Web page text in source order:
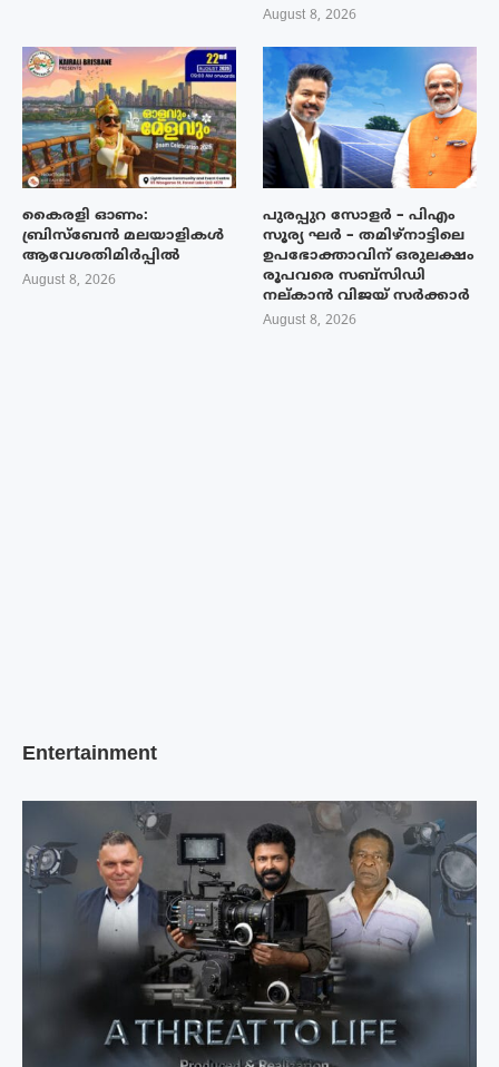
August 8, 2026
കൈരളി ഓണം:
ബ്രിസ്ബേൻ മലയാളികൾ
ആവേശതിമിർപ്പിൽ
August 8, 2026
പുരപ്പുറ സോളർ – പിഎം
സൂര്യ ഘർ – തമിഴ്നാട്ടിലെ
ഉപഭോക്താവിന് ഒരുലക്ഷം
രൂപവരെ സബ്സിഡി
നല്കാൻ വിജയ് സർക്കാർ
August 8, 2026
Entertainment